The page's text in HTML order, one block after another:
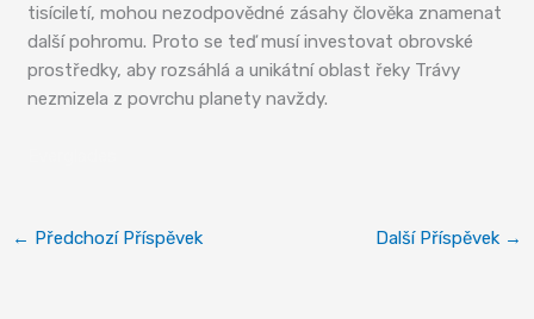
tisíciletí, mohou nezodpovědné zásahy člověka znamenat
další pohromu. Proto se teď musí investovat obrovské
prostředky, aby rozsáhlá a unikátní oblast řeky Trávy
nezmizela z povrchu planety navždy.
← Předchozí Příspěvek Další Příspěvek →